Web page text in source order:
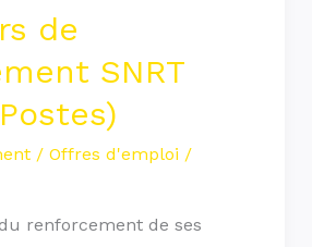
de
SNRT
/ Offres d'emploi /
renforcement de ses